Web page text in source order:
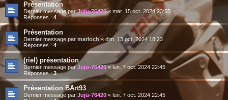
Présentation
Dernier message parJuju-76420« mar. 15 oct. 2024 23:55
Réponses : 4
Présentation
Dernier message par marloch « dim. 13 oct. 2024 18:23
Réponses : 4
(riel) présentation
Dernier message parJuju-76420« lun. 7 oct. 2024 22:45
Réponses :3
Présentation BArt93
Dernier message par Juju-76420 « lun. 7 oct. 2024 22:45